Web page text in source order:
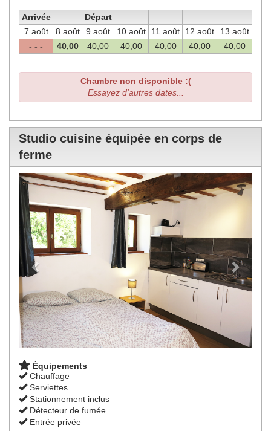
Arrivée
Départ
7 août
8 août 9 août 10 août 11 août 12 août
13 août
- - -
40,00 40 ,00 40 ,00 40,00 40 ,00 40,00
Chambre non disponible :(
Essayez d'autres dates...
Studio cuisine équipée en corps de
ferme
Previous
Next
Équipements
Chauffage
Serviettes
Stationnement inclus
Détecteur de fumée
Entrée privée